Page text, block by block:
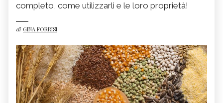
completo, come utilizzarli e le loro proprietà!
di GINA FORRISI